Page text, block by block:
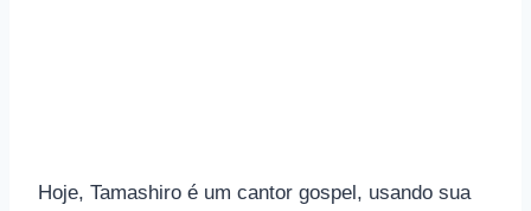
Hoje, Tamashiro é um cantor gospel, usando sua